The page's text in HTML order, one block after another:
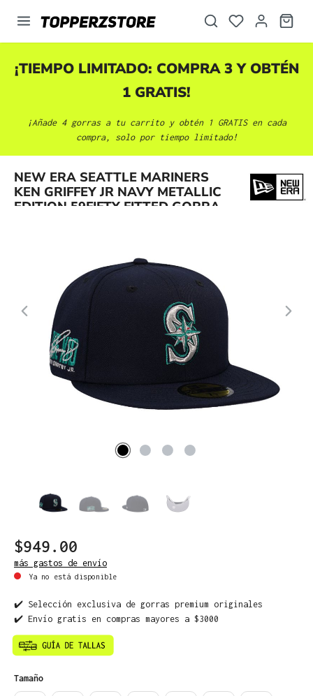
principal
¡TIEMPO LIMITADO: COMPRA 3 Y OBTÉN
1 GRATIS!
¡Añade 4 gorras a tu carrito y obtén 1 GRATIS en cada
compra, solo por tiempo limitado!
NEW ERA SEATTLE MARINERS
KEN GRIFFEY JR NAVY METALLIC
EDITION 59FIFTY FITTED GORRA
Omitir galería de imágenes
$949.00
más gastos de envío
Ya no está disponible
✔️ Selección exclusiva de gorras premium originales
✔️ Envío gratis en compras mayores a $3000
Seleccione
Tamaño